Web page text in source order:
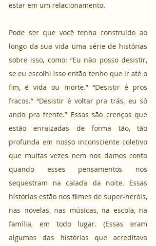
estar em um relacionamento.
Pode ser que você tenha construído ao
longo da sua vida uma série de histórias
sobre isso, como: “Eu não posso desistir,
se eu escolhi isso então tenho que ir até o
fim, é vida ou morte.” “Desistir é pros
fracos.” “Desistir é voltar pra trás, eu só
ando pra frente.” Essas são crenças que
estão enraizadas de forma tão, tão
profunda em nosso inconsciente coletivo
que muitas vezes nem nos damos conta
quando esses pensamentos nos
sequestram na calada da noite. Essas
histórias estão nos filmes de super-heróis,
nas novelas, nas músicas, na escola, na
família, em todo lugar. (Essas eram
algumas das histórias que acreditava